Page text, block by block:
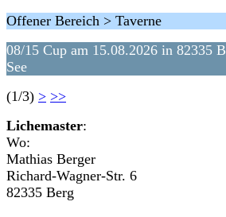
Offener Bereich > Taverne
08/15 Cup am 15.08.2026 in 82335
See
(1/3) > >>
Lichemaster:
Wo:
Mathias Berger
Richard-Wagner-Str. 6
82335 Berg